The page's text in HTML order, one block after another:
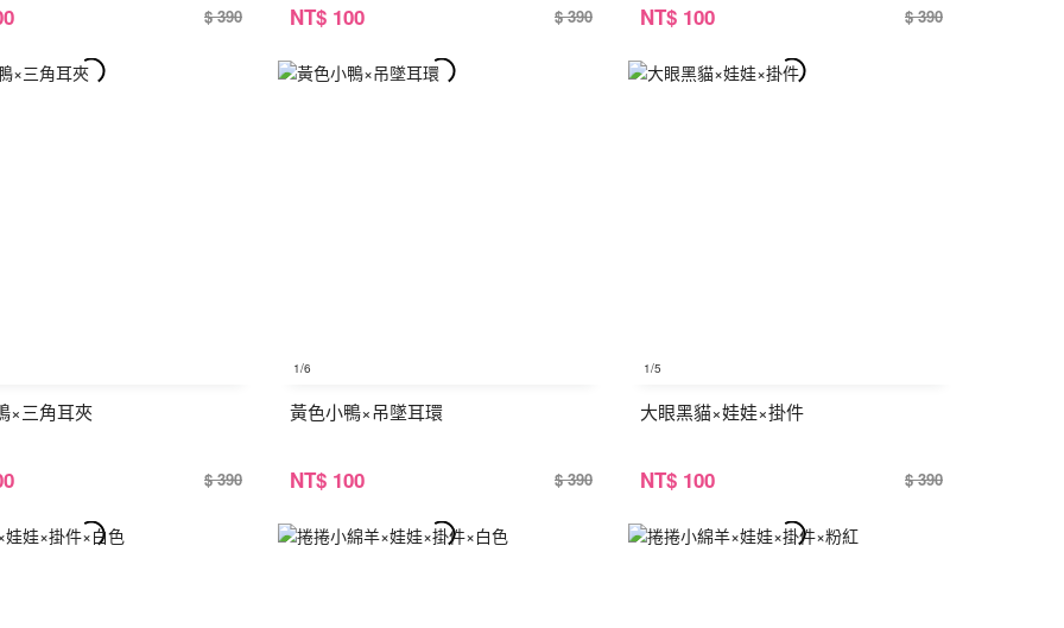
$ 390 NT$ 100 $ 390 NT$ 100 $ 390
×三角耳夾
$ 390
1/6
黃色小鴨×吊墜耳環
NT$ 100 $ 390
1/5
大眼黑貓×娃娃×掛件
NT$ 100 $ 390